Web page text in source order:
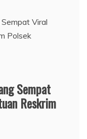
Sempat
Reskrim